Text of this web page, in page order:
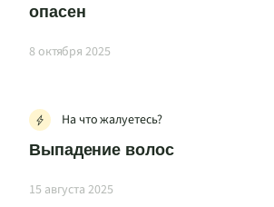
опасен
8 октября 2025
На что жалуетесь?
Выпадение волос
15 августа 2025